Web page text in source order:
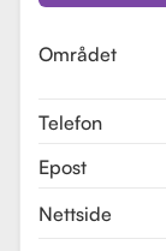
Området
Telefon
Epost
Nettside